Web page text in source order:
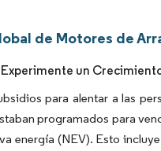
de Motores de
un
para alentar a las
programados para
energía (NEV). Esto